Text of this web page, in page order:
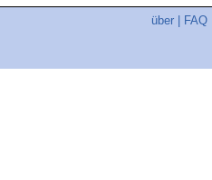
über FAQ